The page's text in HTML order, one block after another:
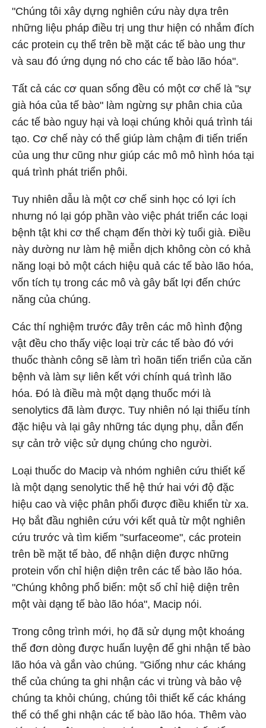
"Chúng tôi xây dựng nghiên cứu này dựa trên
những liệu pháp điều trị ung thư hiện có nhắm đích
các protein cụ thể trên bề mặt các tế bào ung thư
và sau đó ứng dụng nó cho các tế bào lão hóa".
Tất cả các cơ quan sống đều có một cơ chế là "sự
già hóa của tế bào" làm ngừng sự phân chia của
các tế bào nguy hại và loại chúng khỏi quá trình tái
tạo. Cơ chế này có thể giúp làm chậm đi tiến triển
của ung thư cũng như giúp các mô mô hình hóa tại
quá trình phát triển phôi.
Tuy nhiên dẫu là một cơ chế sinh học có lợi ích
nhưng nó lại góp phần vào việc phát triển các loại
bệnh tật khi cơ thể chạm đến thời kỳ tuổi già. Điều
này dường nư làm hệ miễn dịch không còn có khả
năng loại bỏ một cách hiệu quả các tế bào lão hóa,
vốn tích tụ trong các mô và gây bất lợi đến chức
năng của chúng.
Các thí nghiệm trước đây trên các mô hình động
vật đều cho thấy việc loại trừ các tế bào đó với
thuốc thành công sẽ làm trì hoãn tiến triển của căn
bệnh và làm sự liên kết với chính quá trình lão
hóa. Đó là điều mà một dạng thuốc mới là
senolytics đã làm được. Tuy nhiên nó lại thiếu tính
đặc hiệu và lại gây những tác dụng phụ, dẫn đến
sự cản trở việc sử dụng chúng cho người.
Loại thuốc do Macip và nhóm nghiên cứu thiết kế
là một dạng senolytic thế hệ thứ hai với độ đặc
hiệu cao và việc phân phối được điều khiển từ xa.
Họ bắt đầu nghiên cứu với kết quả từ một nghiên
cứu trước và tìm kiếm "surfaceome", các protein
trên bề mặt tế bào, để nhận diện được những
protein vốn chỉ hiện diện trên các tế bào lão hóa.
"Chúng không phổ biến: một số chỉ hiệ diện trên
một vài dạng tế bào lão hóa", Macip nói.
Trong công trình mới, họ đã sử dụng một khoáng
thể đơn dòng được huấn luyện để ghi nhận tế bào
lão hóa và gắn vào chúng. "Giống như các kháng
thể của chúng ta ghi nhận các vi trùng và bảo vệ
chúng ta khỏi chúng, chúng tôi thiết kế các kháng
thể có thể ghi nhận các tế bào lão hóa. Thêm vào